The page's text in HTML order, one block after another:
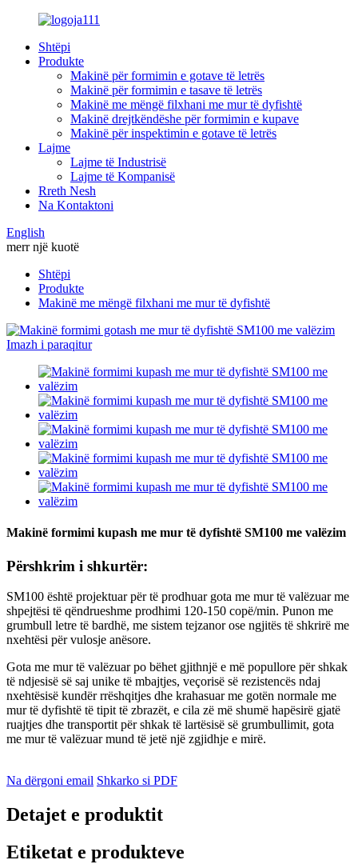
Shtëpi
Produkte
Makinë për formimin e gotave të letrës
Makinë për formimin e tasave të letrës
Makinë me mëngë filxhani me mur të dyfishtë
Makinë drejtkëndëshe për formimin e kupave
Makinë për inspektimin e gotave të letrës
Lajme
Lajme të Industrisë
Lajme të Kompanisë
Rreth Nesh
Na Kontaktoni
English
merr një kuotë
Shtëpi
Produkte
Makinë me mëngë filxhani me mur të dyfishtë
Makinë formimi kupash me mur të dyfishtë SM100 me valëzim
Përshkrim i shkurtër:
SM100 është projektuar për të prodhuar gota me mur të valëzuar me
shpejtësi të qëndrueshme prodhimi 120-150 copë/min. Punon me
grumbull letre të bardhë, me sistem tejzanor ose ngjitës të shkrirë me
nxehtësi për vulosje anësore.
Gota me mur të valëzuar po bëhet gjithnjë e më popullore për shkak
të ndjesisë së saj unike të mbajtjes, veçorisë së rezistencës ndaj
nxehtësisë kundër rrëshqitjes dhe krahasuar me gotën normale me
mur të dyfishtë të tipit të zbrazët, e cila zë më shumë hapësirë ​​gjatë
ruajtjes dhe transportit për shkak të lartësisë së grumbullimit, gota
me mur të valëzuar mund të jetë një zgjidhje e mirë.
Na dërgoni email Shkarko si PDF
Detajet e produktit
Etiketat e produkteve